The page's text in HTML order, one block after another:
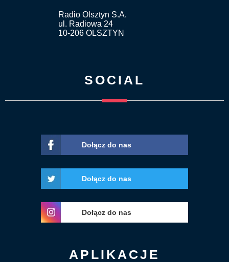
Radio Olsztyn S.A.
ul. Radiowa 24
10-206 OLSZTYN
SOCIAL
Dołącz do nas
Dołącz do nas
Dołącz do nas
APLIKACJE